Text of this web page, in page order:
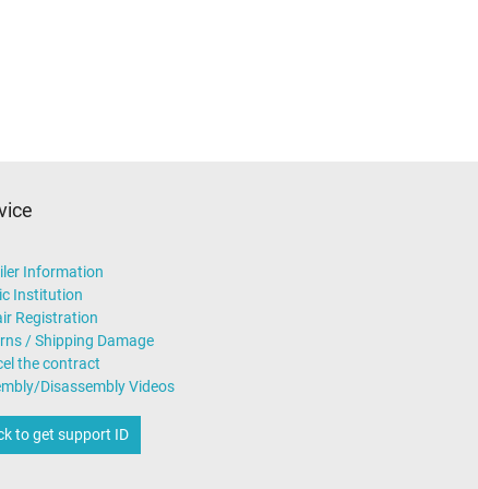
and the name of the model in the
Information
Institution
Registration
/ Shipping Damage
the contract
Disassembly Videos
to get support ID